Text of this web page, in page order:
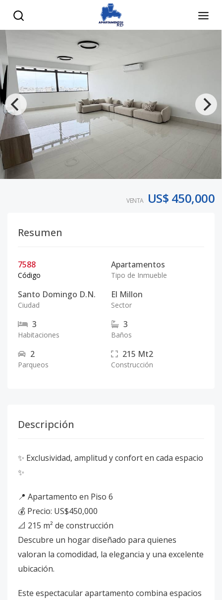
VENTA US$ 450,000
Resumen
7588
Código
Apartamentos
Tipo de Inmueble
Santo Domingo D.N.
Ciudad
El Millon
Sector
3
Habitaciones
3
Baños
2
Parqueos
215 Mt2
Construcción
Descripción
✨ Exclusividad, amplitud y confort en cada espacio
✨
📍 Apartamento en Piso 6
💰 Precio: US$450,000
📐 215 m² de construcción
Descubre un hogar diseñado para quienes
valoran la comodidad, la elegancia y una excelente
ubicación.
Este espectacular apartamento combina espacios